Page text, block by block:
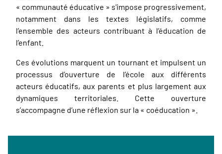
« communauté éducative » s'impose progressivement,
notamment dans les textes législatifs, comme
l’ensemble des acteurs contribuant à l’éducation de
l’enfant.
Ces évolutions marquent un tournant et impulsent un
processus d’ouverture de l’école aux différents
acteurs éducatifs, aux parents et plus largement aux
dynamiques territoriales. Cette ouverture
s’accompagne d’une réflexion sur la « coéducation ».